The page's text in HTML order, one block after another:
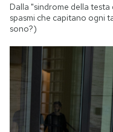
Dalla "sindrome della
spasmi che capitano ogni
sono?)